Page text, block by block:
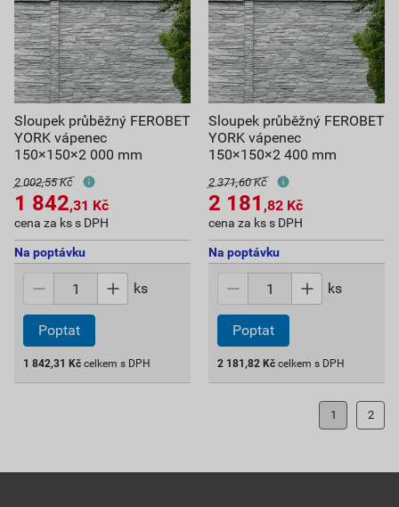
Sloupek průběžný FEROBET
YORK vápenec
150×150×2 000 mm
2 002,55 Kč
1 842,31 Kč
cena za ks s DPH
Na poptávku
ks
Poptat
1 842,31 Kč celkem s DPH
Sloupek průběžný FEROBET
YORK vápenec
150×150×2 400 mm
2 371,60 Kč
2 181 ,82 Kč
cena za ks s DPH
Na poptávku
ks
Poptat
2 181,82 Kč celkem s DPH
1 2